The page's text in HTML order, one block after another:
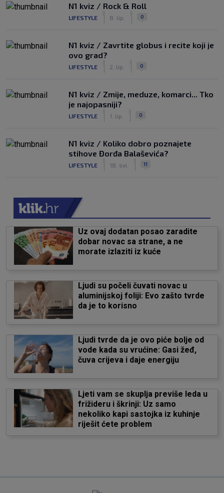
N1 kviz / Rock & Roll
LIFESTYLE 8. lip. 0
N1 kviz / Zavrtite globus i recite koji je
ovo grad?
LIFESTYLE 2. lip. 0
N1 kviz / Zmije, meduze, komarci... Tko
je najopasniji?
LIFESTYLE 1. lip. 0
N1 kviz / Koliko dobro poznajete
stihove Đorđa Balaševića?
LIFESTYLE 18. svi. 11
Uz ovaj dodatan posao zaradite
dobar novac sa strane, a ne
morate izlaziti iz kuće
Ljudi su počeli čuvati novac u
aluminijskoj foliji: Evo zašto tvrde
da je to korisno
Ljudi tvrde da je ovo piće bolje od
vode kada su vrućine: Gasi žeđ,
čuva crijeva i daje energiju
Ljeti vam se skuplja previše leda u
frižideru i škrinji: Uz samo
nekoliko kapi sastojka iz kuhinje
riješit ćete problem